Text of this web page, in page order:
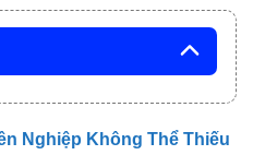
Nghiệp Không Thể Thiếu